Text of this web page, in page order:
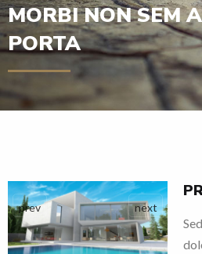
MORBI NON SEM
PORTA
prev next